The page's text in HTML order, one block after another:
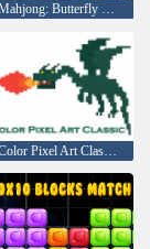
Mahjong: Butterfly Kyodai HD
Color Pixel Art Classic - Pixel Paint by Numbers